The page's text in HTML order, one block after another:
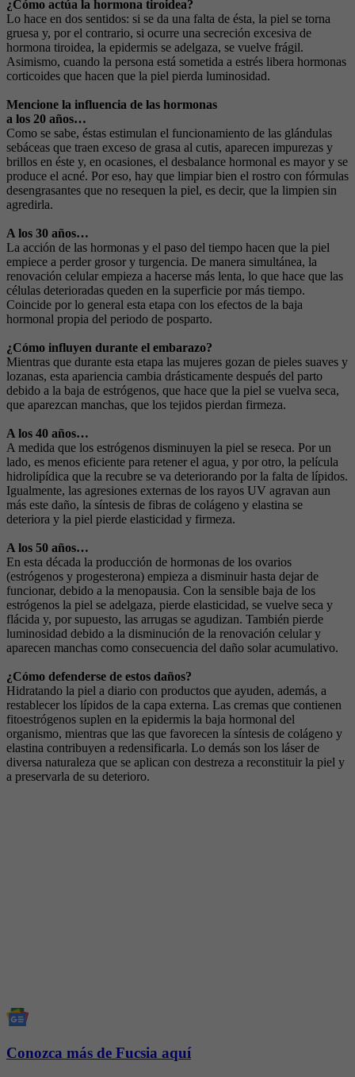
¿Cómo actúa la hormona tiroidea?
Lo hace en dos sentidos: si se da una falta de ésta, la piel se torna
gruesa y, por el contrario, si ocurre una secreción excesiva de
hormona tiroidea, la epidermis se adelgaza, se vuelve frágil.
Asimismo, cuando la persona está sometida a estrés libera hormonas
corticoides que hacen que la piel pierda luminosidad.
Mencione la influencia de las hormonas
a los 20 años…
Como se sabe, éstas estimulan el funcionamiento de las glándulas
sebáceas que traen exceso de grasa al cutis, aparecen impurezas y
brillos en éste y, en ocasiones, el desbalance hormonal es mayor y se
produce el acné. Por eso, hay que limpiar bien el rostro con fórmulas
desengrasantes que no resequen la piel, es decir, que la limpien sin
agredirla.
A los 30 años…
La acción de las hormonas y el paso del tiempo hacen que la piel
empiece a perder grosor y turgencia. De manera simultánea, la
renovación celular empieza a hacerse más lenta, lo que hace que las
células deterioradas queden en la superficie por más tiempo.
Coincide por lo general esta etapa con los efectos de la baja
hormonal propia del periodo de posparto.
¿Cómo influyen durante el embarazo?
Mientras que durante esta etapa las mujeres gozan de pieles suaves y
lozanas, esta apariencia cambia drásticamente después del parto
debido a la baja de estrógenos, que hace que la piel se vuelva seca,
que aparezcan manchas, que los tejidos pierdan firmeza.
A los 40 años…
A medida que los estrógenos disminuyen la piel se reseca. Por un
lado, es menos eficiente para retener el agua, y por otro, la película
hidrolipídica que la recubre se va deteriorando por la falta de lípidos.
Igualmente, las agresiones externas de los rayos UV agravan aun
más este daño, la síntesis de fibras de colágeno y elastina se
deteriora y la piel pierde elasticidad y firmeza.
A los 50 años…
En esta década la producción de hormonas de los ovarios
(estrógenos y progesterona) empieza a disminuir hasta dejar de
funcionar, debido a la menopausia. Con la sensible baja de los
estrógenos la piel se adelgaza, pierde elasticidad, se vuelve seca y
flácida y, por supuesto, las arrugas se agudizan. También pierde
luminosidad debido a la disminución de la renovación celular y
aparecen manchas como consecuencia del daño solar acumulativo.
¿Cómo defenderse de estos daños?
Hidratando la piel a diario con productos que ayuden, además, a
restablecer los lípidos de la capa externa. Las cremas que contienen
fitoestrógenos suplen en la epidermis la baja hormonal del
organismo, mientras que las que favorecen la síntesis de colágeno y
elastina contribuyen a redensificarla. Lo demás son los láser de
diversa naturaleza que se aplican con destreza a reconstituir la piel y
a preservarla de su deterioro.
Conozca más de Fucsia aquí